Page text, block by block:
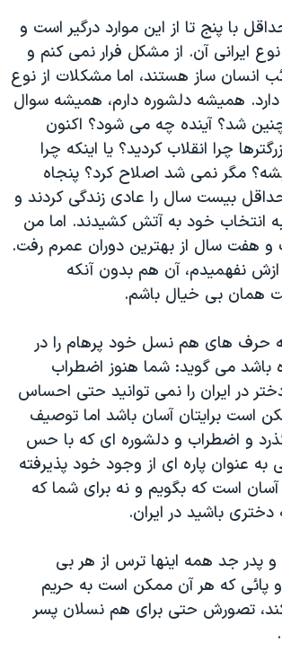
۹۸
کادر رهبری ایران
۹۸
جایزه نوبل صلح
آمریکا «سی‌پک»
به چین
با پنج تا از این موارد درگیر است و
ایرانی آن. از مشکل فرار نمی کنم و
انسان ساز هستند، اما مشکلات از نوع
دارد. همیشه دلشوره دارم، همیشه سوال
شد؟ آینده چه می شود؟ اکنون
چرا انقلاب کردید؟ یا اینکه چرا
مگر نمی شد اصلاح کرد؟ پنجاه
بیست سال را عادی زندگی کردند و
انتخاب خود به آتش کشیدند. اما من
هفت سال از بهترین دوران عمرم رفت.
نفهمیدم، آن هم بدون آنکه
همان بی خیال باشم.
که حرف های هم نسل خود پرهام را در
می گوید: شما هنوز اضطراب
در ایران را نمی توانید حتی احساس
است برایتان آسان باشد اما توصیف
و اضطراب و دلشوره ای که با حس
به عنوان پاره ای از وجود خود پذیرفته
است که بگویم و نه برای شما که
دختری باشید در ایران.
پدر جد همه اینها ترس از هر بی
پائی که هر آن ممکن است به حریم
تصورش حتی برای هم نسلان پسر